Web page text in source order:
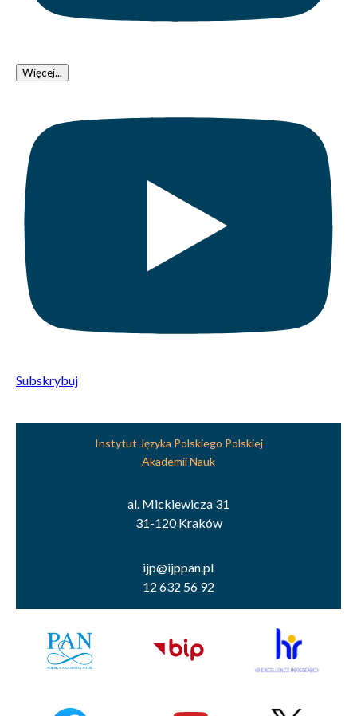
Więcej...
Subskrybuj
Instytut Języka Polskiego Polskiej
Akademii Nauk
al. Mickiewicza 31
31-120 Kraków
ijp@ijppan.pl
12 632 56 92